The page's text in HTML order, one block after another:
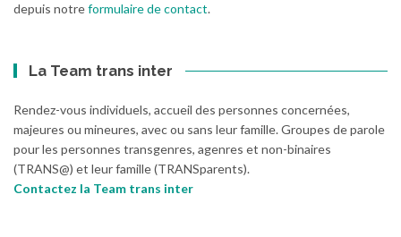
depuis notreformulaire de contact.
La Team trans inter
Rendez-vous individuels, accueil des personnes concernées,
majeures ou mineures, avec ou sans leur famille. Groupes de parole
pour les personnes transgenres, agenres et non-binaires
(TRANS@) et leur famille (TRANSparents).
Contactez la Team trans inter